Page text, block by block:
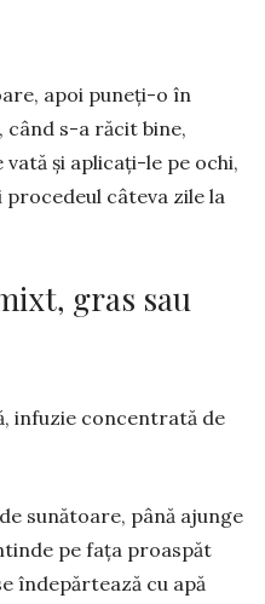
apoi puneți-o în
când s-a răcit bine,
și aplicaţi-le pe ochi,
procedeul câteva zile la
gras sau
infuzie concentrată de
sunătoare, până ajunge
pe faţa proas­păt
îndepărtează cu apă